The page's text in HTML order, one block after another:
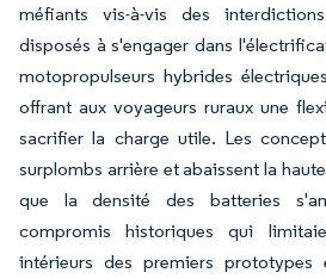
méfiants vis-à-vis des
disposés à s'engager dans
motopropulseurs hybrides
offrant aux voyageurs ruraux une
sacrifier la charge utile. Les
surplombs arrière et abaissent la
que la densité des batteries
compromis historiques qui
intérieurs des premiers prototypes